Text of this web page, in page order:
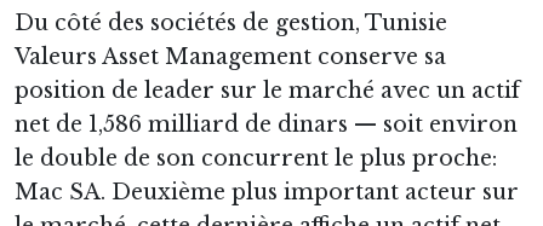
Du côté des sociétés de gestion, Tunisie
Valeurs Asset Management conserve sa
position de leader sur le marché avec un actif
net de 1,586 milliard de dinars — soit environ
le double de son concurrent le plus proche:
Mac SA. Deuxième plus important acteur sur